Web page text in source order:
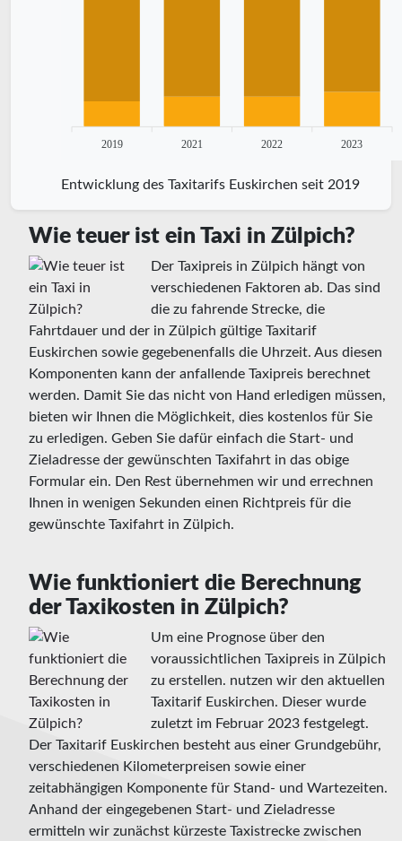
2019 2021 2022 2023
Entwicklung des Taxitarifs Euskirchen seit 2019
Wie teuer ist ein Taxi in Zülpich?
Der Taxipreis in Zülpich hängt von
verschiedenen Faktoren ab. Das sind
die zu fahrende Strecke, die
Fahrtdauer und der in Zülpich gültige Taxitarif
Euskirchen sowie gegebenenfalls die Uhrzeit. Aus diesen
Komponenten kann der anfallende Taxipreis berechnet
werden. Damit Sie das nicht von Hand erledigen müssen,
bieten wir Ihnen die Möglichkeit, dies kostenlos für Sie
zu erledigen. Geben Sie dafür einfach die Start- und
Zieladresse der gewünschten Taxifahrt in das obige
Formular ein. Den Rest übernehmen wir und errechnen
Ihnen in wenigen Sekunden einen Richtpreis für die
gewünschte Taxifahrt in Zülpich.
Wie funktioniert die Berechnung
der Taxikosten in Zülpich?
Um eine Prognose über den
voraussichtlichen Taxipreis in Zülpich
zu erstellen. nutzen wir den aktuellen
Taxitarif Euskirchen. Dieser wurde
zuletzt im Februar 2023 festgelegt.
Der Taxitarif Euskirchen besteht aus einer Grundgebühr,
verschiedenen Kilometerpreisen sowie einer
zeitabhängigen Komponente für Stand- und Wartezeiten.
Anhand der eingegebenen Start- und Zieladresse
ermitteln wir zunächst kürzeste Taxistrecke zwischen